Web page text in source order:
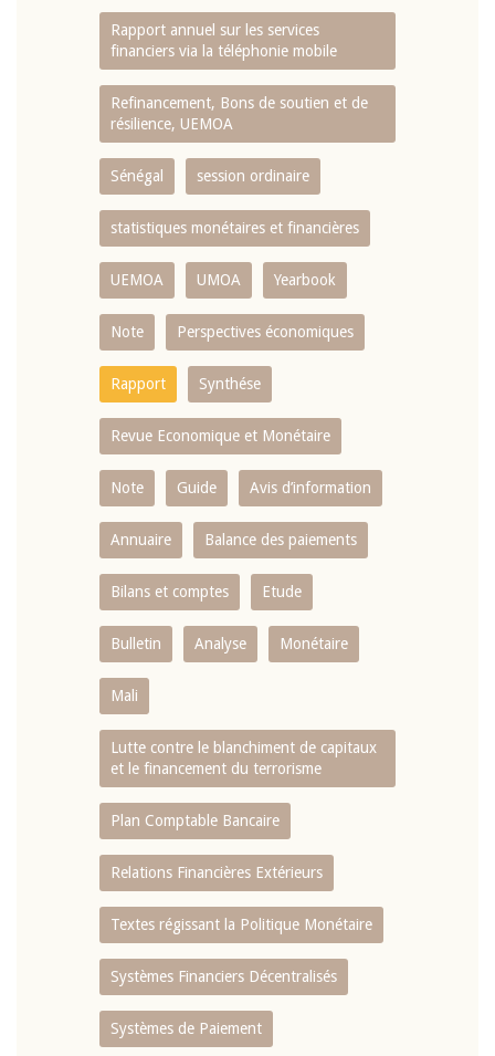
Rapport annuel sur les services
financiers via la téléphonie mobile
Refinancement, Bons de soutien et de
résilience, UEMOA
Sénégal session ordinaire
statistiques monétaires et financières
UEMOA UMOA Yearbook
Note Perspectives économiques
Rapport Synthése
Revue Economique et Monétaire
Note Guide Avis d’information
Annuaire Balance des paiements
Bilans et comptes Etude
Bulletin Analyse Monétaire
Mali
Lutte contre le blanchiment de capitaux
et le financement du terrorisme
Plan Comptable Bancaire
Relations Financières Extérieurs
Textes régissant la Politique Monétaire
Systèmes Financiers Décentralisés
Systèmes de Paiement